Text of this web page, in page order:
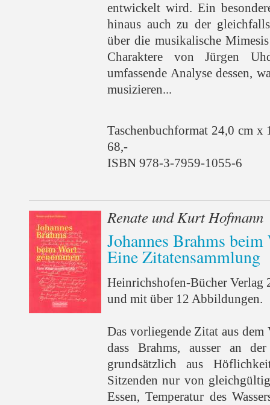
entwickelt wird. Ein
hinaus auch zu der
über die musikalische
Charaktere von Jürgen
umfassende Analyse dessen,
musizieren...
Taschenbuchformat 24,0 cm
68,-
ISBN 978-3-7959-1055-6
Renate und Kurt Hofmann
Johannes Brahms
Eine Zitatensammlung
Heinrichshofen-Bücher Verlag
und mit über 12 Abbildungen.
Das vorliegende Zitat aus
dass Brahms, ausser an
grundsätzlich aus
Sitzenden nur von
Essen, Temperatur des